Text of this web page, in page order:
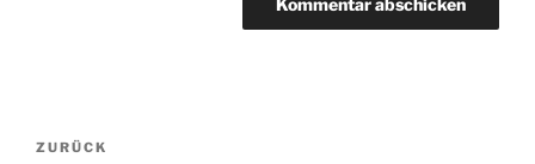
Beitragsnavigation
Vorheriger
ZURÜCK